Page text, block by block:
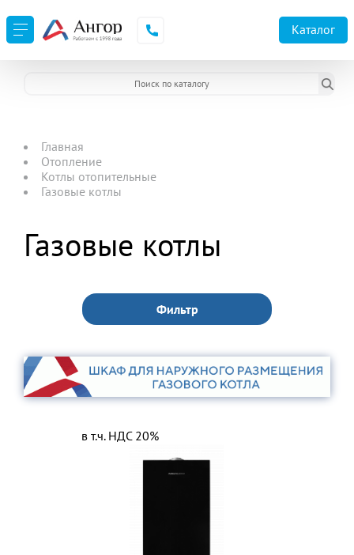
Каталог
Главная
Отопление
Котлы отопительные
Газовые котлы
Газовые котлы
Фильтр
в т.ч. НДС 20%